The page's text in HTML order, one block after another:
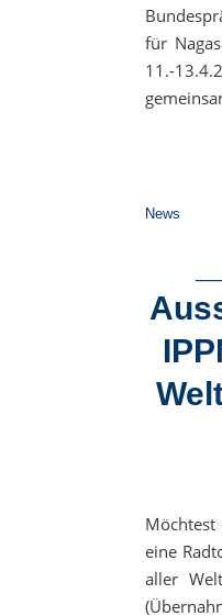
für
11.-
News
eine
aller